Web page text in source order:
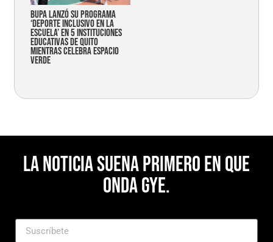
Bupa lanzó su programa
‘Deporte Inclusivo en la
Escuela’ en 5 instituciones
educativas de Quito
mientras celebra espacio
verde
La noticia suena primero en Que
Onda Gye.